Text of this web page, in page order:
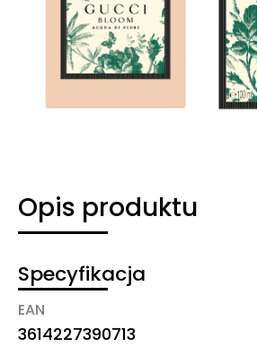
Opis produktu
Specyfikacja
EAN
3614227390713